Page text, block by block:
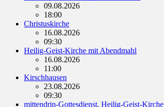
09.08.2026
18:00
Christuskirche
16.08.2026
09:30
Heilig-Geist-Kirche mit Abendmahl
16.08.2026
11:00
Kirschhausen
23.08.2026
09:30
mittendrin-Gottesdienst, Heilig-Geist-Kirche